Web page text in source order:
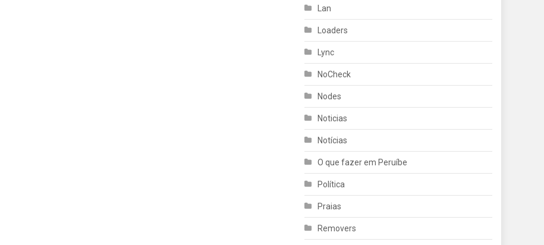
Lan
Loaders
Lync
NoCheck
Nodes
Noticias
Notícias
O que fazer em Peruíbe
Política
Praias
Removers